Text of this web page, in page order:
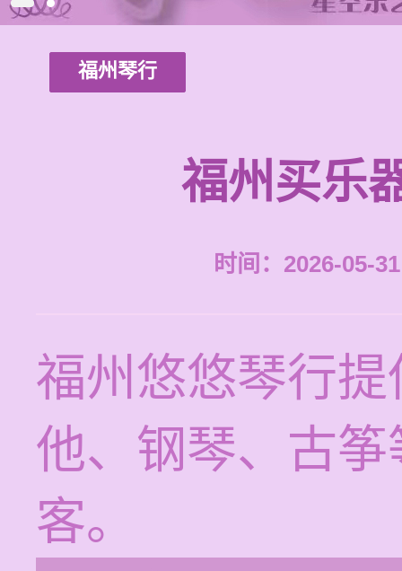
福州琴行
福州买乐
时间：2026-05-
福州悠悠琴行
他、钢琴、古
客。